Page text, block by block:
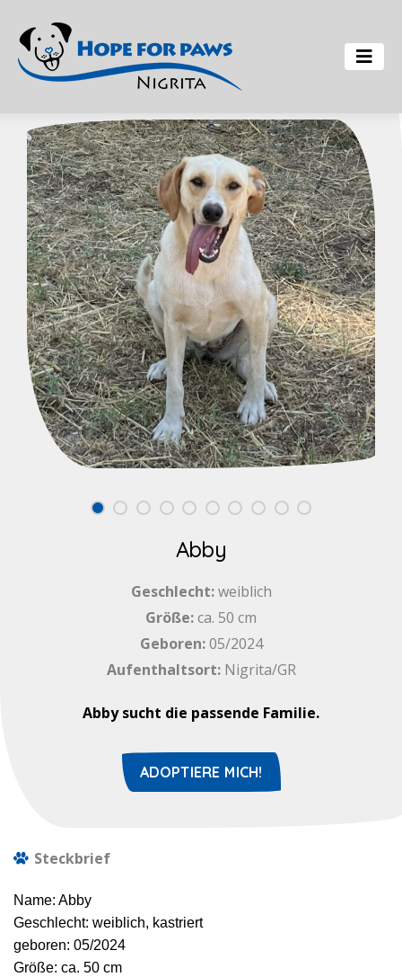
Abby
Geschlecht:weiblich
Größe:ca. 50 cm
Geboren:05/2024
Aufenthaltsort: Nigrita/GR
Abby sucht die passende Familie.
ADOPTIERE MICH!
Steckbrief
Name: Abby
Geschlecht: weiblich, kastriert
geboren: 05/2024
Größe: ca. 50 cm